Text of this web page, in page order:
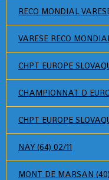
RECO MONDIAL
VARESE RECO
CHPT EUROPE
CHAMPIONNAT D
CHPT EUROPE
NAY (64) 02/11
MONT DE MARSAN (40)